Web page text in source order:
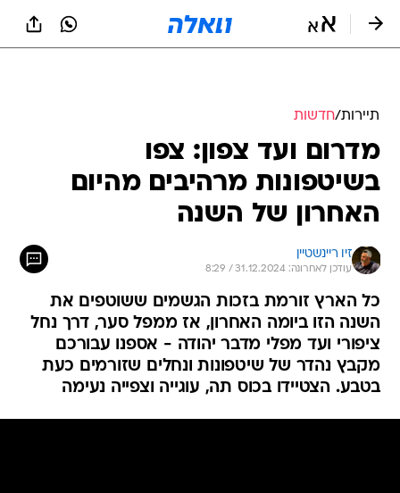
תיירות/חדשות
מדרום ועד צפון: צפו
בשיטפונות מרהיבים מהיום
האחרון של השנה
זיו ריינשטיין
עודכן לאחרונה: 31.12.2024 / 8:29
כל הארץ זורמת בזכות הגשמים ששוטפים את
השנה הזו ביומה האחרון, אז ממפל סער, דרך נחל
ציפורי ועד מפלי מדבר יהודה - אספנו עבורכם
מקבץ נהדר של שיטפונות ונחלים שזורמים כעת
בטבע. הצטיידו בכוס תה, עוגייה וצפייה נעימה